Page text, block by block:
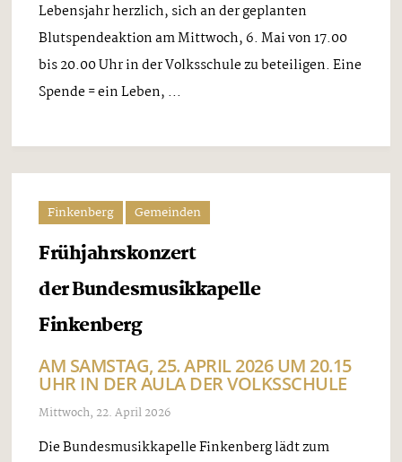
Lebensjahr herzlich, sich an der geplanten
Blutspendeaktion am Mittwoch, 6. Mai von 17.00
bis 20.00 Uhr in der Volksschule zu beteiligen. Eine
Spende = ein Leben, ...
Finkenberg Gemeinden
Frühjahrskonzert
der Bundesmusikkapelle
Finkenberg
AM SAMSTAG, 25. APRIL 2026 UM 20.15
UHR IN DER AULA DER VOLKSSCHULE
Mittwoch, 22. April 2026
Die Bundesmusikkapelle Finkenberg lädt zum